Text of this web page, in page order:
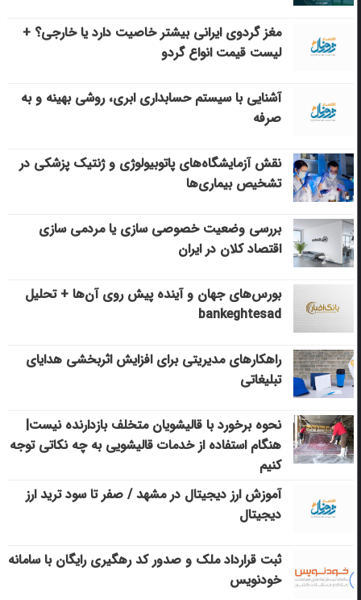
مغز گردوی ایرانی بیشتر خاصیت دارد یا خارجی؟ +
لیست قیمت انواع گردو
آشنایی با سیستم حسابداری ابری، روشی بهینه و به
صرفه
نقش آزمایشگاه‌های پاتوبیولوژی و ژنتیک پزشکی در
تشخیص بیماری‌ها
بررسی وضعیت خصوصی سازی یا مردمی سازی
اقتصاد کلان در ایران
بورس‌های جهان و آینده پیش روی آن‌ها + تحلیل
bankeghtesad
راهکارهای مدیریتی برای افزایش اثربخشی هدایای
تبلیغاتی
نحوه برخورد با قالیشویان متخلف بازدارنده نیست|
هنگام استفاده از خدمات قالیشویی به چه نکاتی توجه
کنیم
آموزش ارز دیجیتال در مشهد / صفر تا سود ترید ارز
دیجیتال
ثبت قرارداد ملک و صدور کد رهگیری رایگان با سامانه
خودنویس